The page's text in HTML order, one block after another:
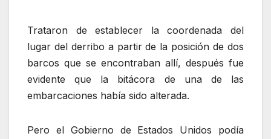
Trataron de establecer la coordenada del
lugar del derribo a partir de la posición de dos
barcos que se encontraban allí, después fue
evidente que la bitácora de una de las
embarcaciones había sido alterada.
Pero el Gobierno de Estados Unidos podía